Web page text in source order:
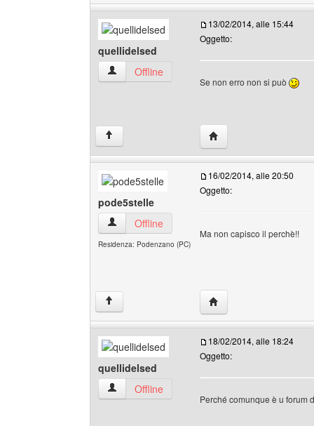
quellidelsed
quellidelsed Profilo
Offline
13/02/2014, alle 15:44
Oggetto:
Se non erro non si può
↑ HomePage:
pode5stelle
pode5stelle Profilo
Offline
Residenza: Podenzano (PC)
16/02/2014, alle 20:50
Oggetto:
Ma non capisco il perchè!!
↑ HomePage: pode5stelle
quellidelsed
quellidelsed Profilo
Offline
18/02/2014, alle 18:24
Oggetto:
Perché comunque è u forum